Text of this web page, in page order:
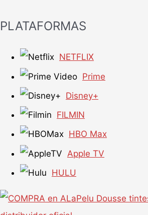
PLATAFORMAS
NETFLIX
Prime
Disney+
FILMIN
HBO Max
Apple TV
HULU